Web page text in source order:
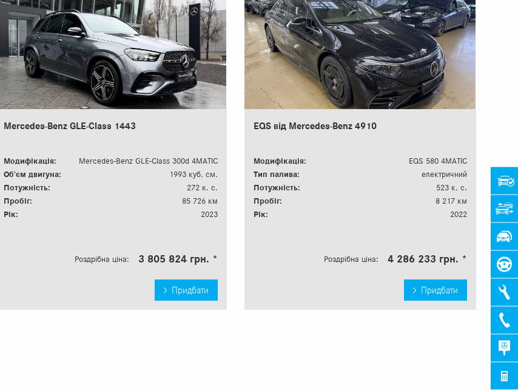
Mercedes-Benz GLE-Class 1443
Модифікація:
Mercedes-Benz GLE-Class 300d 4MATIC
Об’єм двигуна:
1993 куб. см.
Потужність:
272 к. с.
Пробіг:
85 726 км
Рік:
2023
Роздрібна ціна: 3 805 824 грн. *
Придбати
EQS від Mercedes-Benz 4910
Модифікація:
EQS 580 4МATIC
Тип палива:
електричний
Потужність:
523 к. с.
Пробіг:
8 217 км
Рік:
2022
Роздрібна ціна: 4 286 233 грн. *
Придбати